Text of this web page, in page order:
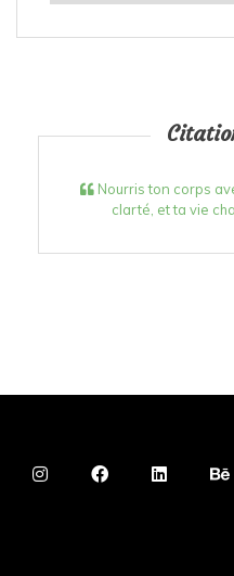
Nourris ton corps
clarté, et ta vie